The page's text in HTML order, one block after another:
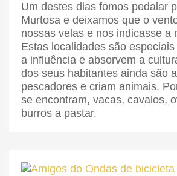
Um destes dias fomos pedalar
Murtosa e deixamos que o
nossas velas e nos indicasse a
Estas localidades são
a influência e absorvem a
dos seus habitantes ainda são
pescadores e criam animais.
se encontram, vacas, cavalos,
burros a pastar.